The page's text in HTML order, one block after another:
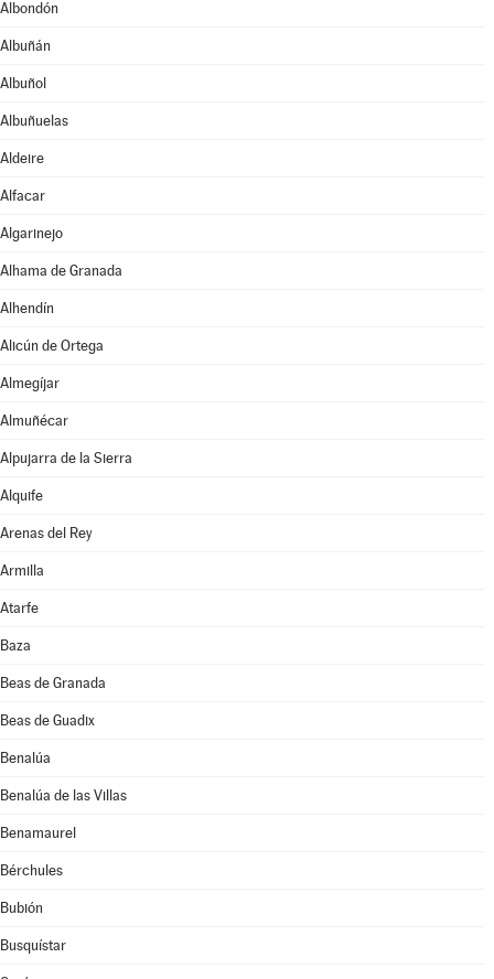
Albondón
Albuñán
Albuñol
Albuñuelas
Aldeire
Alfacar
Algarinejo
Alhama de Granada
Alhendín
Alicún de Ortega
Almegíjar
Almuñécar
Alpujarra de la Sierra
Alquife
Arenas del Rey
Armilla
Atarfe
Baza
Beas de Granada
Beas de Guadix
Benalúa
Benalúa de las Villas
Benamaurel
Bérchules
Bubión
Busquístar